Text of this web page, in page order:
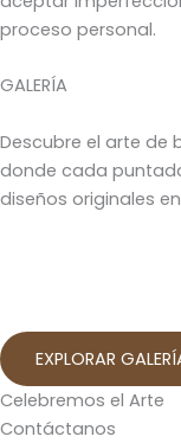
proceso personal.
GALERÍA
Descubre el arte de
donde cada
diseños originales
EXPLORAR
Celebremos el Arte
Contáctanos